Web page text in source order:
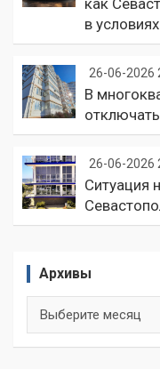
в
26-06-2026
В
26-06-2026
Ситуация
Архивы